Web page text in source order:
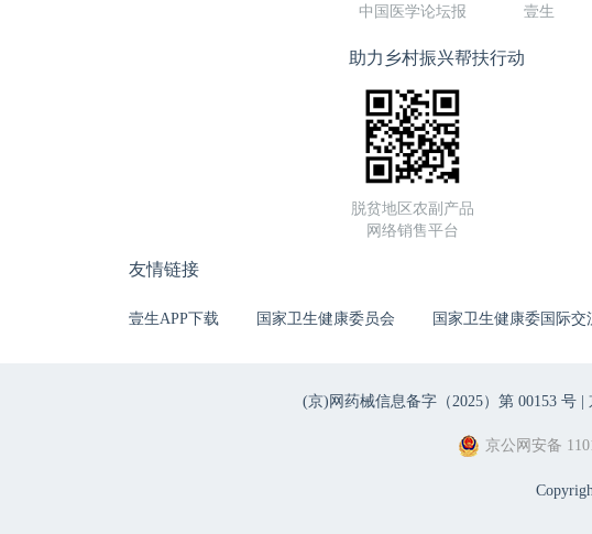
中国医学论坛报 壹生
助力乡村振兴帮扶行动
脱贫地区农副产品
网络销售平台
友情链接
壹生APP下载 国家卫生健康委员会 国家卫生健康委国际
(京)网药械信息备字（2025）第 00153 号 |
京公网安备